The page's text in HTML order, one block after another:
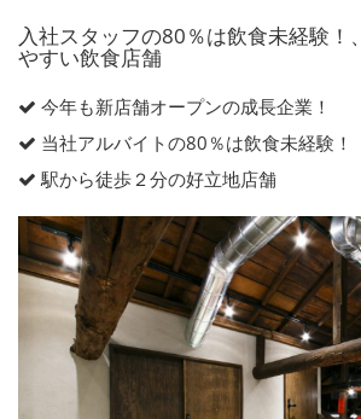
入社スタッフの80％は飲食未経験！
やすい飲食店舗
今年も新店舗オープンの成長企業！
当社アルバイトの80％は飲食未経験！
駅から徒歩２分の好立地店舗